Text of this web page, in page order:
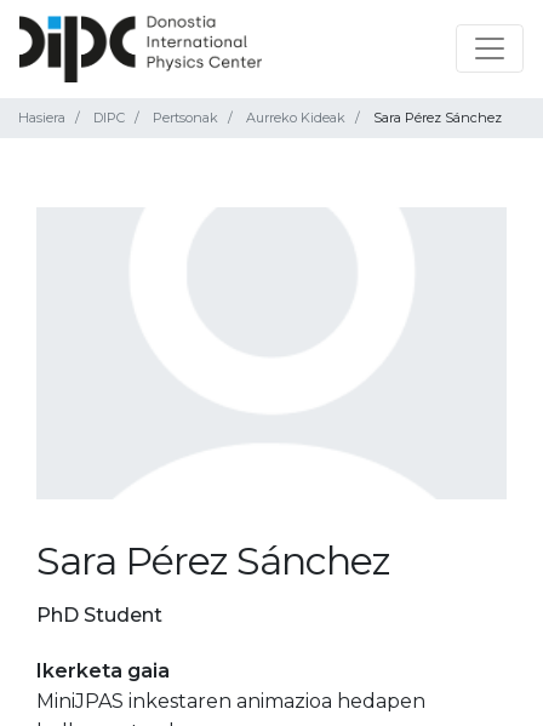
Hasiera DIPC Pertsonak Aurreko Kideak Sara Pérez Sánchez
Sara Pérez Sánchez
PhD Student
Ikerketa gaia
MiniJPAS inkestaren animazioa hedapen